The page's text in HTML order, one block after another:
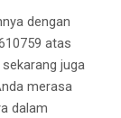
dengan
atas
juga
merasa
dalam